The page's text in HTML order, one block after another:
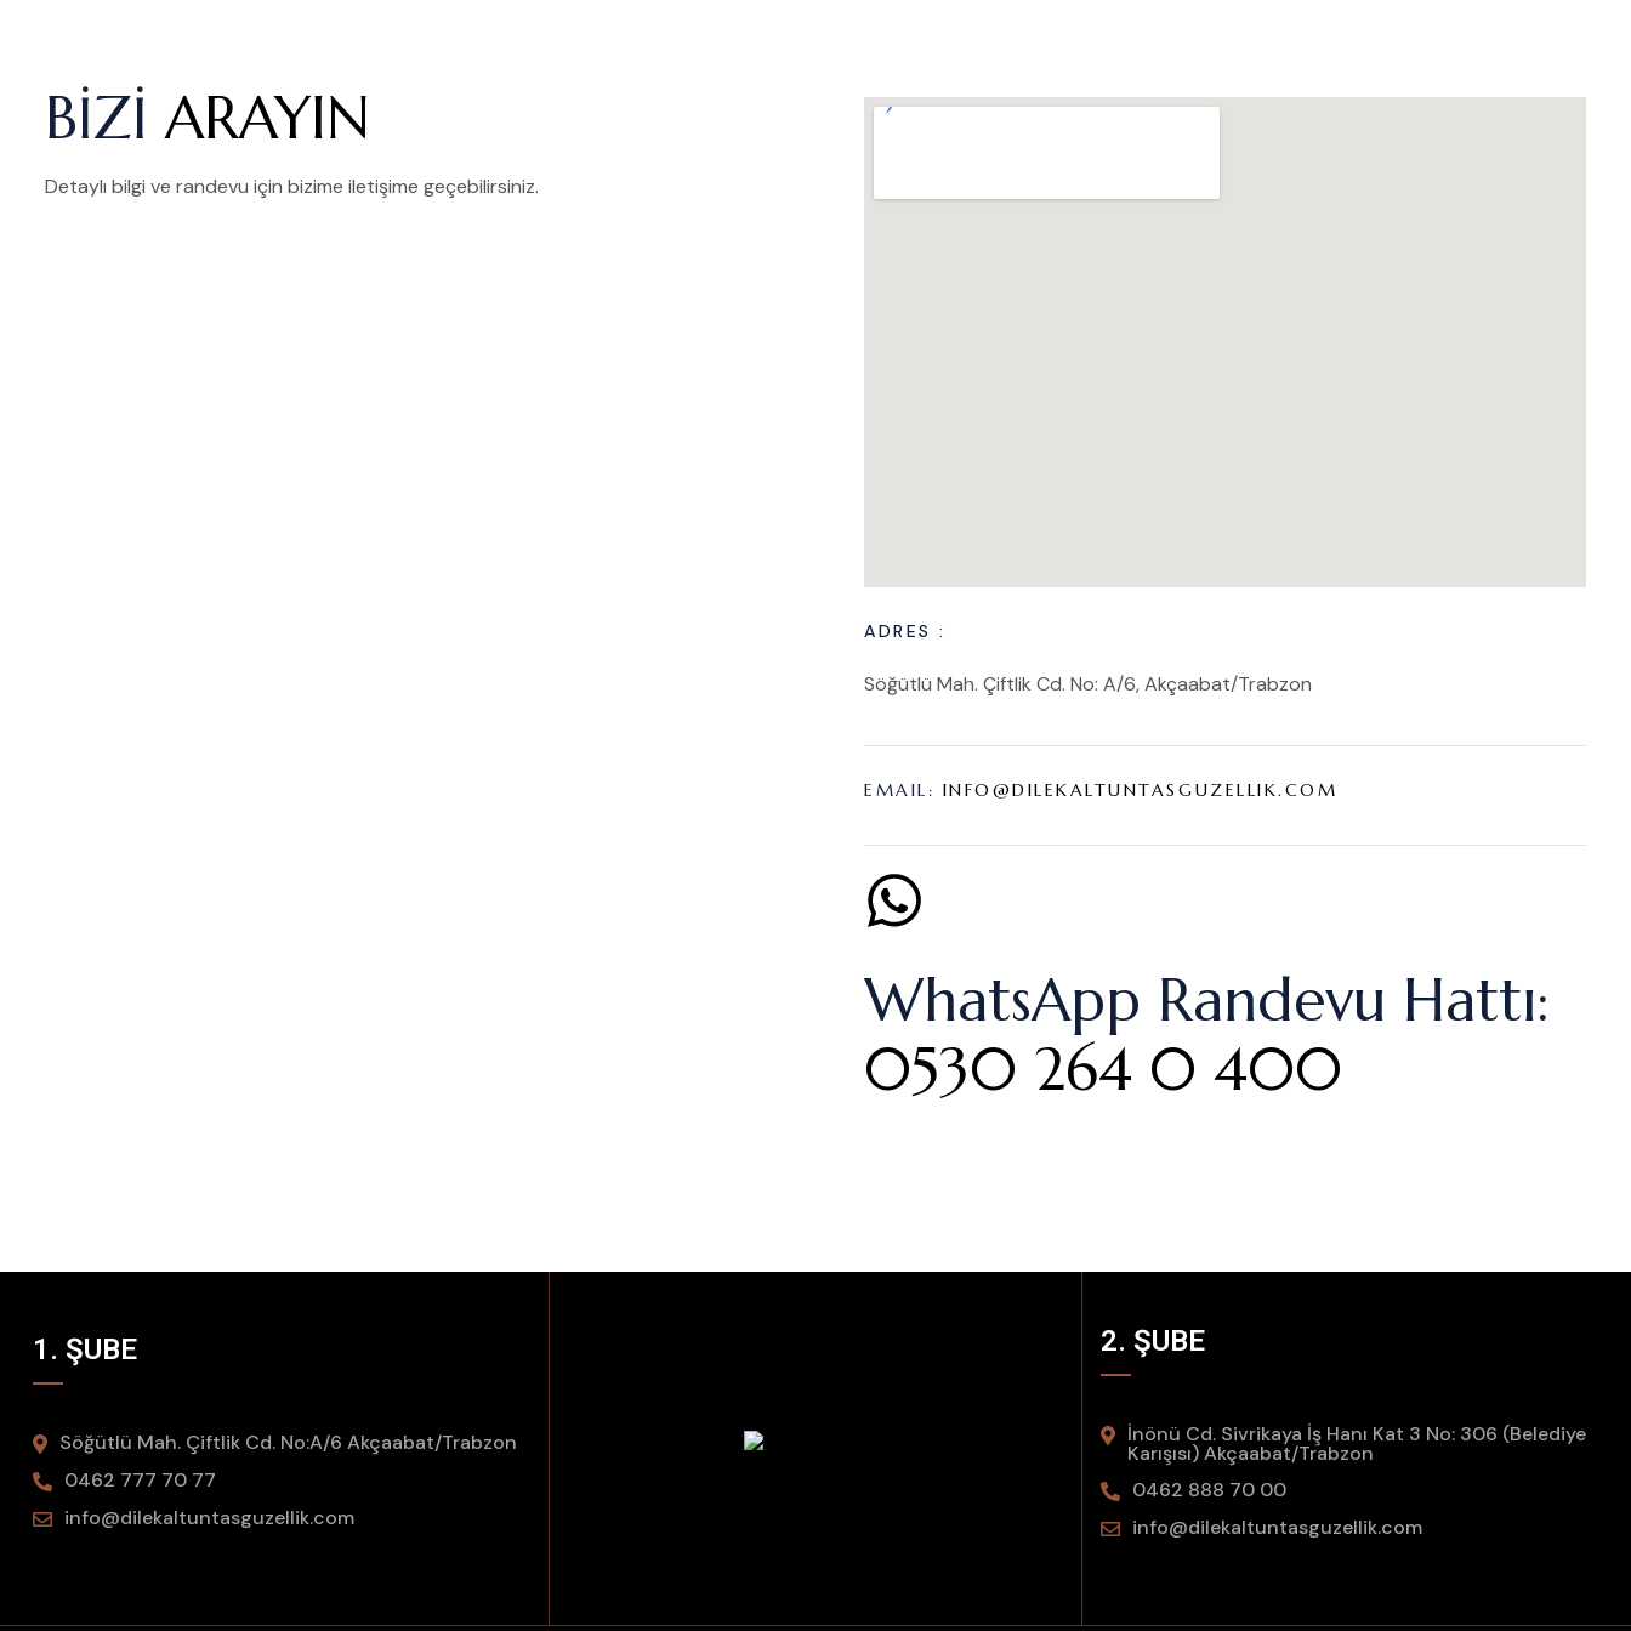
BİZİARAYIN
Detaylı bilgi ve randevu için bizime iletişime geçebilirsiniz.
ADRES :
Söğütlü Mah. Çiftlik Cd. No: A/6, Akçaabat/Trabzon
EMAIL: INFO@DILEKALTUNTASGUZELLIK.COM
WhatsApp Randevu Hattı:
0530 264 0 400
1. ŞUBE
Söğütlü Mah. Çiftlik Cd. No:A/6 Akçaabat/Trabzon
0462 777 70 77
info@dilekaltuntasguzellik.com
2. ŞUBE
İnönü Cd. Sivrikaya İş Hanı Kat 3 No: 306 (Belediye
Karışısı) Akçaabat/Trabzon
0462 888 70 00
info@dilekaltuntasguzellik.com